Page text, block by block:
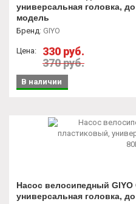
универсальная головка,
модель
Бренд: GIYO
Цена:
330 руб.
370 руб.
В наличии
Насос велосипедный GIYO
универсальная головка, до